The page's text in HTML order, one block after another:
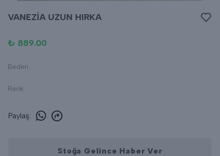
VANEZİA UZUN HIRKA
₺ 889.00
Beden
Renk
Paylaş:
Stoğa Gelince Haber Ver